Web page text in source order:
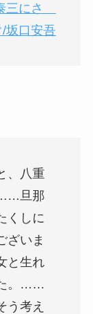
三にさゝ
/坂口安吾
、八重
……旦那
くしに
ざいま
と生れ
。……
う考え